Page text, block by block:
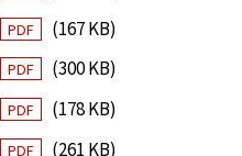
PDF
(167 KB)
PDF
(300 KB)
PDF
(178 KB)
PDF (261 KB)